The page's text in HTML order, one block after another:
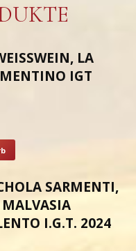
LA M
IGT 2
SARMENTI,
B
I.G.T. 2024 0